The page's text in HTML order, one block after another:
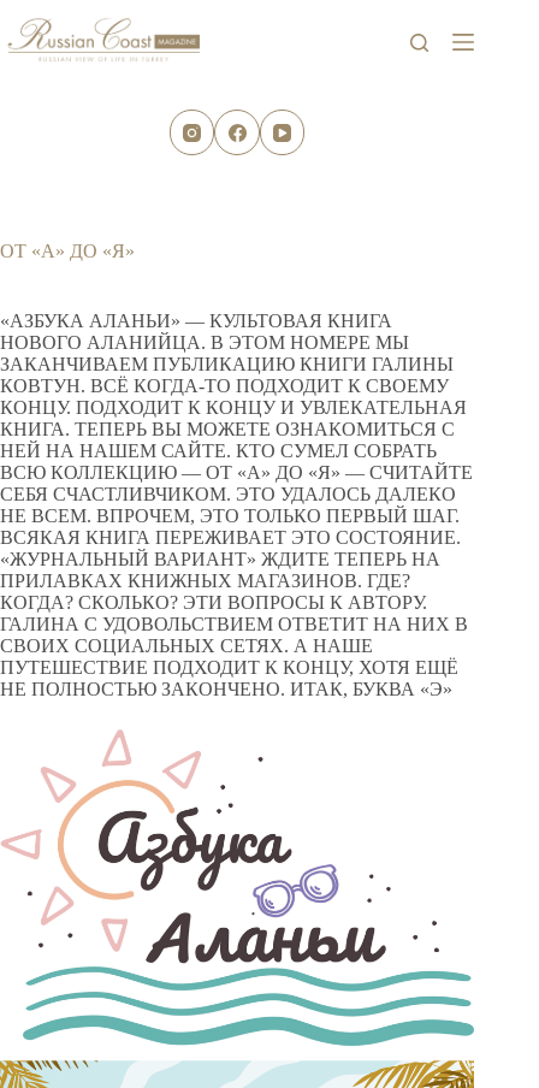
сути
ОТ «А» ДО «Я»
«АЗБУКА АЛАНЬИ» — КУЛЬТОВАЯ КНИГА
НОВОГО АЛАНИЙЦА. В ЭТОМ НОМЕРЕ МЫ
ЗАКАНЧИВАЕМ ПУБЛИКАЦИЮ КНИГИ ГАЛИНЫ
КОВТУН. ВСЁ КОГДА-ТО ПОДХОДИТ К СВОЕМУ
КОНЦУ. ПОДХОДИТ К КОНЦУ И УВЛЕКАТЕЛЬНАЯ
КНИГА. ТЕПЕРЬ ВЫ МОЖЕТЕ ОЗНАКОМИТЬСЯ С
НЕЙ НА НАШЕМ САЙТЕ. КТО СУМЕЛ СОБРАТЬ
ВСЮ КОЛЛЕКЦИЮ — ОТ «А» ДО «Я» — СЧИТАЙТЕ
СЕБЯ СЧАСТЛИВЧИКОМ. ЭТО УДАЛОСЬ ДАЛЕКО
НЕ ВСЕМ. ВПРОЧЕМ, ЭТО ТОЛЬКО ПЕРВЫЙ ШАГ.
ВСЯКАЯ КНИГА ПЕРЕЖИВАЕТ ЭТО СОСТОЯНИЕ.
«ЖУРНАЛЬНЫЙ ВАРИАНТ» ЖДИТЕ ТЕПЕРЬ НА
ПРИЛАВКАХ КНИЖНЫХ МАГАЗИНОВ. ГДЕ?
КОГДА? СКОЛЬКО? ЭТИ ВОПРОСЫ К АВТОРУ.
ГАЛИНА С УДОВОЛЬСТВИЕМ ОТВЕТИТ НА НИХ В
СВОИХ СОЦИАЛЬНЫХ СЕТЯХ. А НАШЕ
ПУТЕШЕСТВИЕ ПОДХОДИТ К КОНЦУ, ХОТЯ ЕЩЁ
НЕ ПОЛНОСТЬЮ ЗАКОНЧЕНО. ИТАК, БУКВА «Э»